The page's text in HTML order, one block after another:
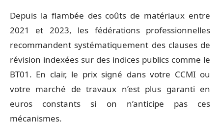
Depuis la flambée des coûts de matériaux entre
2021 et 2023, les fédérations professionnelles
recommandent systématiquement des clauses de
révision indexées sur des indices publics comme le
BT01. En clair, le prix signé dans votre CCMI ou
votre marché de travaux n’est plus garanti en
euros constants si on n’anticipe pas ces
mécanismes.